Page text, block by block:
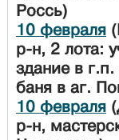
Россь)
10 февраля
р-н, 2 лота:
здание в
баня в аг.
10 февраля
р-н,